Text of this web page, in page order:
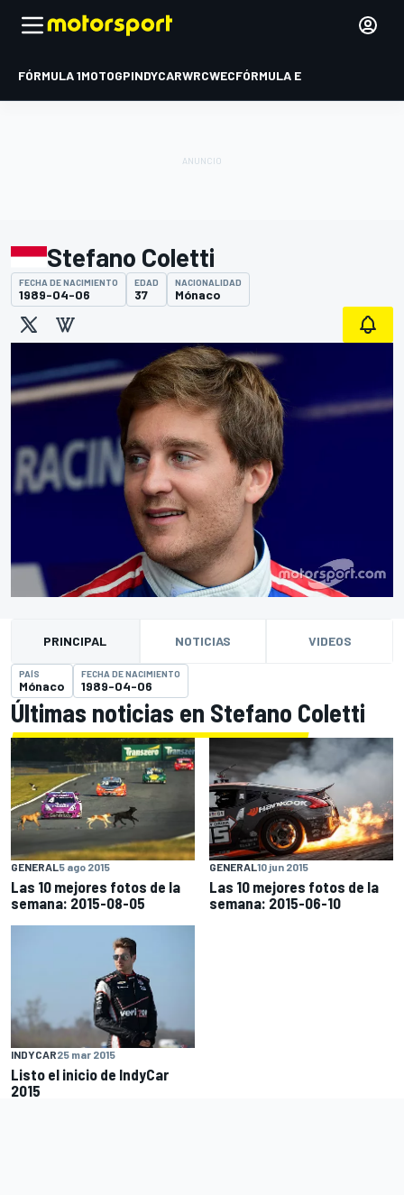
FÓRMULA 1MOTOGPINDYCARWRCWECFÓRMULA E
Stefano Coletti
FECHA DE NACIMIENTO
1989-04-06
EDAD
37
NACIONALIDAD
Mónaco
PRINCIPAL NOTICIAS VIDEOS
PAÍS
Mónaco
FECHA DE NACIMIENTO
1989-04-06
Últimas noticias en Stefano Coletti
GENERAL5 ago 2015
Las 10 mejores fotos de la
semana: 2015-08-05
GENERAL10 jun 2015
Las 10 mejores fotos de la
semana: 2015-06-10
INDYCAR25 mar 2015
Listo el inicio de IndyCar
2015